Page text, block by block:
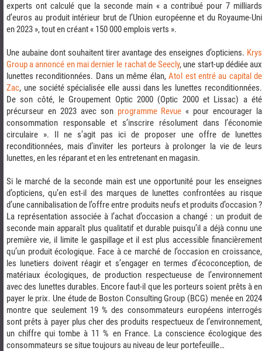
experts ont calculé que la seconde main « a contribué pour 7 milliards
d’euros au produit intérieur brut de l’Union européenne et du Royaume-Uni
en 2023 », tout en créant « 150 000 emplois verts ».
Une aubaine dont souhaitent tirer avantage des enseignes d’opticiens. Krys
Group a annoncé en mai dernier le rachat de Seecly, une start-up dédiée aux
lunettes reconditionnées. Dans un même élan,Atol est entré au capital de
Zac, une société spécialisée elle aussi dans les lunettes reconditionnées.
De son côté, le Groupement Optic 2000 (Optic 2000 et Lissac) a été
précurseur en 2023 avec son programme Revue « pour encourager la
consommation responsable et s’inscrire résolument dans l’économie
circulaire ». Il ne s’agit pas ici de proposer une offre de lunettes
reconditionnées, mais d’inviter les porteurs à prolonger la vie de leurs
lunettes, en les réparant et en les entretenant en magasin.
Si le marché de la seconde main est une opportunité pour les enseignes
d’opticiens, qu’en est-il des marques de lunettes confrontées au risque
d’une cannibalisation de l’offre entre produits neufs et produits d’occasion ?
La représentation associée à l’achat d’occasion a changé : un produit de
seconde main apparaît plus qualitatif et durable puisqu’il a déjà connu une
première vie, il limite le gaspillage et il est plus accessible financièrement
qu’un produit écologique. Face à ce marché de l’occasion en croissance,
les lunetiers doivent réagir et s’engager en termes d’écoconception, de
matériaux écologiques, de production respectueuse de l’environnement
avec des lunettes durables. Encore faut-il que les porteurs soient prêts à en
payer le prix. Une étude de Boston Consulting Group (BCG) menée en 2024
montre que seulement 19 % des consommateurs européens interrogés
sont prêts à payer plus cher des produits respectueux de l’environnement,
un chiffre qui tombe à 11 % en France. La conscience écologique des
consommateurs se situe toujours au niveau de leur portefeuille…